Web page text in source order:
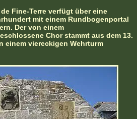
Fine-Terre verfügt über eine
mit einem Rundbogenportal
Der von einem
Chor stammt aus dem 13.
einem viereckigen Wehrturm